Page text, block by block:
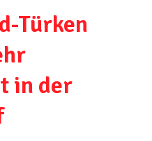
Türken
in der